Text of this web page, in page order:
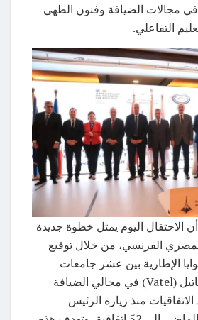
مجالات الضيافة وفنون الطهي
التفاعلي.
الاحتفال اليوم يمثل خطوة جديدة
الفرنسي، من خلال توقيع
الإطارية بين عشر جامعات
مصرية ومجموعة فاتيل (Vatel) في مجالي الضيافة
الاتفاقيات منذ زيارة الرئيس